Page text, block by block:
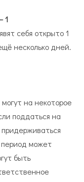
1
себя открыто 1
несколько дней.
на некоторое
поддаться на
период может
быть